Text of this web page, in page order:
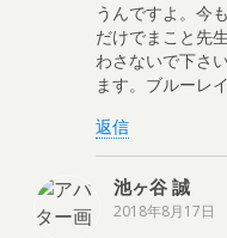
うんですよ。今
だけでまこと先
わさないで下さ
ます。ブルーレ
返信
池ヶ谷 誠
2018年8月17日